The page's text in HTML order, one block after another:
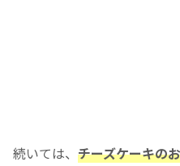
続いては、 チーズケーキの